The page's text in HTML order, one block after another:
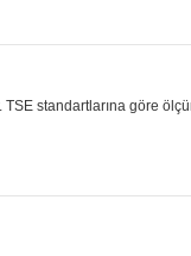
standartlarına göre